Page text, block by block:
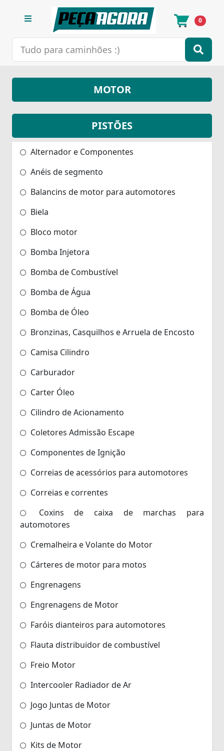
0
MOTOR
PISTÕES
Alternador e Componentes
Anéis de segmento
Balancins de motor para automotores
Biela
Bloco motor
Bomba Injetora
Bomba de Combustível
Bomba de Água
Bomba de Óleo
Bronzinas, Casquilhos e Arruela de Encosto
Camisa Cilindro
Carburador
Carter Óleo
Cilindro de Acionamento
Coletores Admissão Escape
Componentes de Ignição
Correias de acessórios para automotores
Correias e correntes
Coxins de caixa de marchas para
automotores
Cremalheira e Volante do Motor
Cárteres de motor para motos
Engrenagens
Engrenagens de Motor
Faróis dianteiros para automotores
Flauta distribuidor de combustível
Freio Motor
Intercooler Radiador de Ar
Jogo Juntas de Motor
Juntas de Motor
Kits de Motor